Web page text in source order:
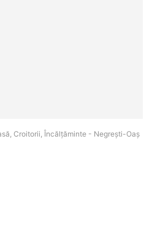
Croitorii, Încălțăminte - Negreşti-Oaş